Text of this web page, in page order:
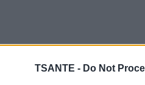
TSANTE - Do Not